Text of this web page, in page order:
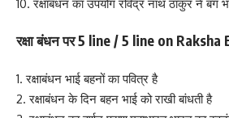
10. रक्षाबंधन का उपयोग रविंद्र नाथ ठाकुर ने बंग
रक्षा बंधन पर 5 line / 5 line on Raksha
1. रक्षाबंधन भाई बहनों का पवित्र है
2. रक्षाबंधन के दिन बहन भाई को राखी बांधती है